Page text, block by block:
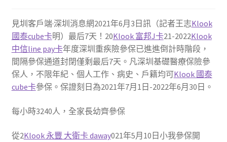
見圳客戶端·深圳消息網2021年6月3日訊（記者王志Klook
國泰cube卡明）最后7天！20Klook 富邦J卡21-2022Klook
中信line pay卡年度深圳重疾險參保已進進倒計時階段，
間隔參保通道封閉僅剩最后7天。凡深圳基礎醫療保險參
保人，不限年紀、個人工作、病史、戶籍均可Klook 國泰
cube卡參保。保證刻日為2021年7月1日-2022年6月30日。
每小時3240人，全家長幼齊參保
從2Klook 永豐 大衛卡 daway021年5月10日小我參保開